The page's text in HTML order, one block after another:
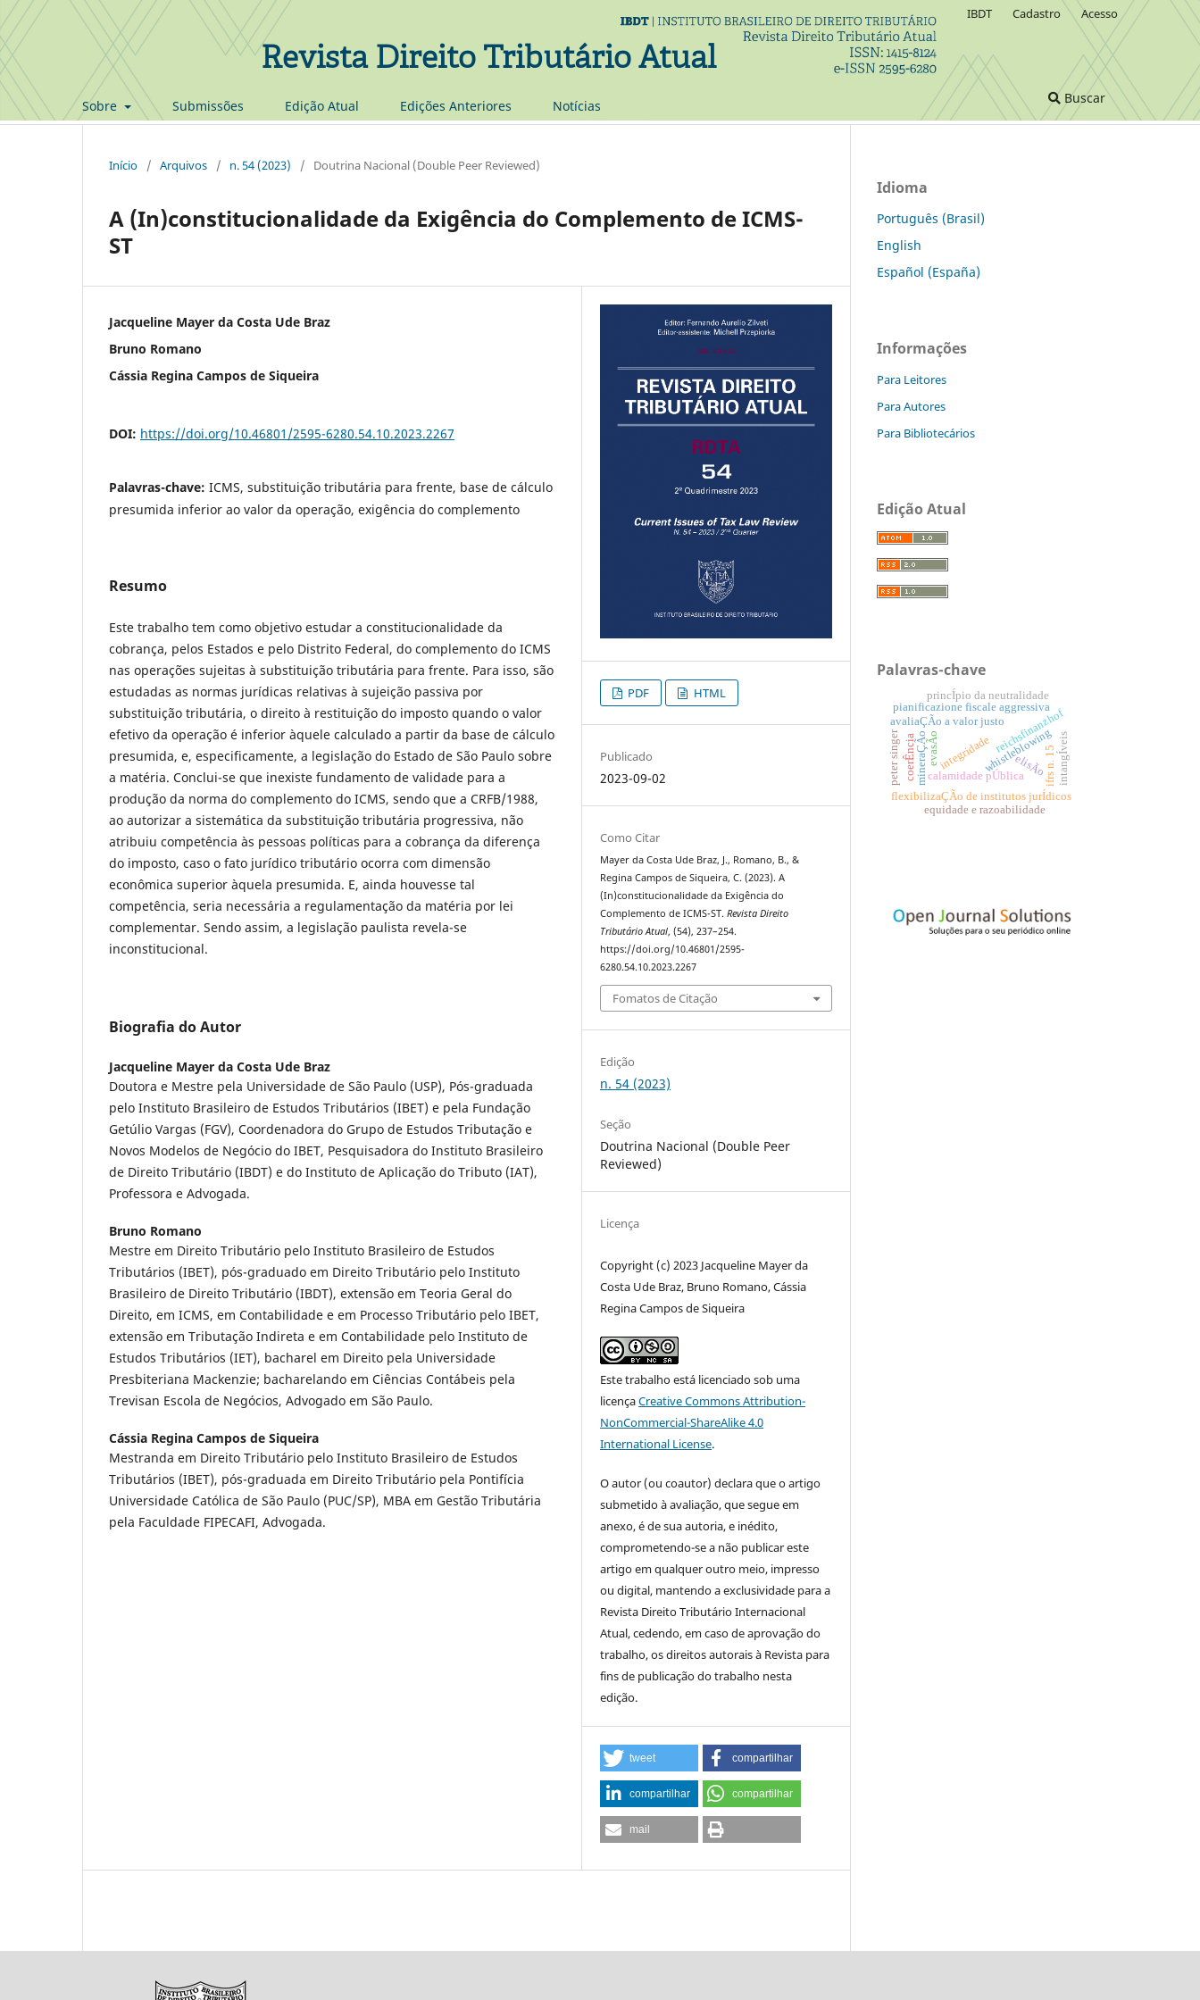
Revista Direito Tributário Atual
Sobre Submissões Edição Atual Edições Anteriores Notí­cias Buscar
IBDT Cadastro Acesso
Início / Arquivos / n. 54 (2023) / Doutrina Nacional (Double Peer Reviewed)
A (In)constitucionalidade da Exigência do Complemento de ICMS-
ST
Jacqueline Mayer da Costa Ude Braz
Bruno Romano
Cássia Regina Campos de Siqueira
DOI: https://doi.org/10.46801/2595-6280.54.10.2023.2267
Palavras-chave: ICMS, substituição tributária para frente, base de cálculo
presumida inferior ao valor da operação, exigência do complemento
Resumo
Este trabalho tem como objetivo estudar a constitucionalidade da
cobrança, pelos Estados e pelo Distrito Federal, do complemento do ICMS
nas operações sujeitas à substituição tributária para frente. Para isso, são
estudadas as normas jurídicas relativas à sujeição passiva por
substituição tributária, o direito à restituição do imposto quando o valor
efetivo da operação é inferior àquele calculado a partir da base de cálculo
presumida, e, especificamente, a legislação do Estado de São Paulo sobre
a matéria. Conclui-se que inexiste fundamento de validade para a
produção da norma do complemento do ICMS, sendo que a CRFB/1988,
ao autorizar a sistemática da substituição tributária progressiva, não
atribuiu competência às pessoas políticas para a cobrança da diferença
do imposto, caso o fato jurídico tributário ocorra com dimensão
econômica superior àquela presumida. E, ainda houvesse tal
competência, seria necessária a regulamentação da matéria por lei
complementar. Sendo assim, a legislação paulista revela-se
inconstitucional.
Biografia do Autor
Jacqueline Mayer da Costa Ude Braz
Doutora e Mestre pela Universidade de São Paulo (USP), Pós-graduada
pelo Instituto Brasileiro de Estudos Tributários (IBET) e pela Fundação
Getúlio Vargas (FGV), Coordenadora do Grupo de Estudos Tributação e
Novos Modelos de Negócio do IBET, Pesquisadora do Instituto Brasileiro
de Direito Tributário (IBDT) e do Instituto de Aplicação do Tributo (IAT),
Professora e Advogada.
Bruno Romano
Mestre em Direito Tributário pelo Instituto Brasileiro de Estudos
Tributários (IBET), pós-graduado em Direito Tributário pelo Instituto
Brasileiro de Direito Tributário (IBDT), extensão em Teoria Geral do
Direito, em ICMS, em Contabilidade e em Processo Tributário pelo IBET,
extensão em Tributação Indireta e em Contabilidade pelo Instituto de
Estudos Tributários (IET), bacharel em Direito pela Universidade
Presbiteriana Mackenzie; bacharelando em Ciências Contábeis pela
Trevisan Escola de Negócios, Advogado em São Paulo.
Cássia Regina Campos de Siqueira
Mestranda em Direito Tributário pelo Instituto Brasileiro de Estudos
Tributários (IBET), pós-graduada em Direito Tributário pela Pontifícia
Universidade Católica de São Paulo (PUC/SP), MBA em Gestão Tributária
pela Faculdade FIPECAFI, Advogada.
PDF HTML
Publicado
2023-09-02
Como Citar
Mayer da Costa Ude Braz, J., Romano, B., &
Regina Campos de Siqueira, C. (2023). A
(In)constitucionalidade da Exigência do
Complemento de ICMS-ST.Revista Direito
Tributário Atual, (54), 237–254.
https://doi.org/10.46801/2595-
6280.54.10.2023.2267
Fomatos de Citação
Edição
n. 54 (2023)
Seção
Doutrina Nacional (Double Peer
Reviewed)
Licença
Copyright (c) 2023 Jacqueline Mayer da
Costa Ude Braz, Bruno Romano, Cássia
Regina Campos de Siqueira
Este trabalho está licenciado sob uma
licençaCreative Commons Attribution-
NonCommercial-ShareAlike 4.0
International License.
O autor (ou coautor) declara que o artigo
submetido à avaliação, que segue em
anexo, é de sua autoria, e inédito,
comprometendo-se a não publicar este
artigo em qualquer outro meio, impresso
ou digital, mantendo a exclusividade para a
Revista Direito Tributário Internacional
Atual, cedendo, em caso de aprovação do
trabalho, os direitos autorais à Revista para
fins de publicação do trabalho nesta
edição.
tweet compartilhar
compartilhar compartilhar
mail
Idioma
Português (Brasil)
English
Español (España)
Informações
Para Leitores
Para Autores
Para Bibliotecários
Edição Atual
Palavras-chave
reichsfinanzhof
whistleblowing
calamidade pÚblica
flexibilizaÇÃo de institutos jurÍdicos
equidade e razoabilidade
avaliaÇÃo a valor justo
elisÃo
pianificazione fiscale aggressiva
integridade
princÍpio da neutralidade
mineraÇÃo ifrs n. 15
coerÊncia
peter singer intangÍveis
evasÃo